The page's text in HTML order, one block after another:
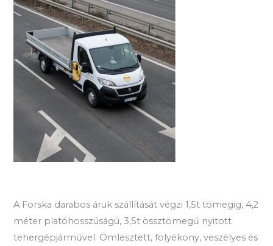
A Forska darabos áruk szállítását végzi 1,5t tömegig, 4,2
méter platóhosszúságú, 3,5t össztömegű nyitott
tehergépjárművel. Ömlesztett, folyékony, veszélyes és